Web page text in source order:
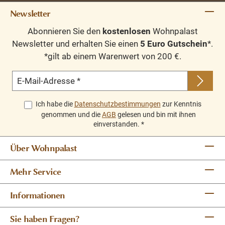
Individuell nach Ihren Wünschen
Dieser Massivholzschrank istauf Anfrage in nahezu
allen Farbtönen erhältlich. So lässt er sich perfekt auf
Ihre Einrichtung abstimmen.
Sprechen Sie uns gerne an – wir beraten Sie persönlich.
Material
Massives Weichholz
Altholz
Oberfläche
Newsletter
Abonnieren Sie den kostenlosen Wohnpalast
Newsletter und erhalten Sie einen 5 Euro Gutschein*.
*gilt ab einem Warenwert von 200 €.
E-Mail-Adresse *
Ich habe die Datenschutzbestimmungen zur Kenntnis
genommen und dieAGB gelesen und bin mit ihnen
einverstanden. *
Über Wohnpalast
Mehr Service
Informationen
Sie haben Fragen?